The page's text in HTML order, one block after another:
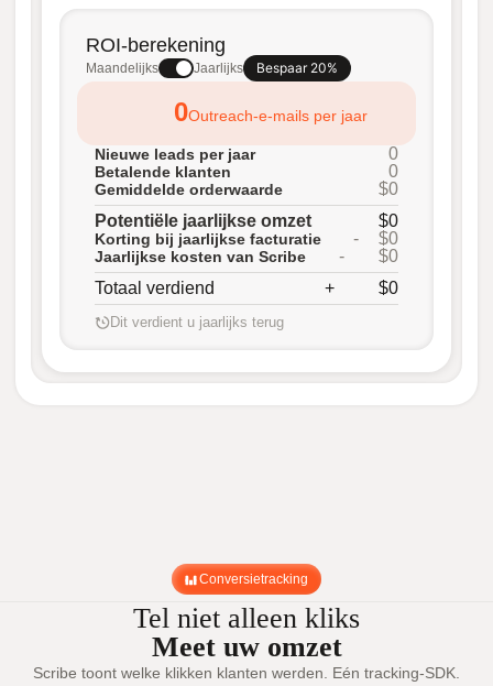
ROI-berekening
Maandelijks Jaarlijks Bespaar 20%
0Outreach-e-mails per jaar
Nieuwe leads per jaar 0
Betalende klanten 0
Gemiddelde orderwaarde
$0
Potentiële jaarlijkse omzet
$0
Korting bij jaarlijkse facturatie - $0
Jaarlijkse kosten van Scribe -
$0
Totaal verdiend
+ $0
Dit verdient u jaarlijks terug
Conversietracking
Tel niet alleen kliks
Meet uw omzet
Scribe toont welke klikken klanten werden. Eén tracking-SDK.